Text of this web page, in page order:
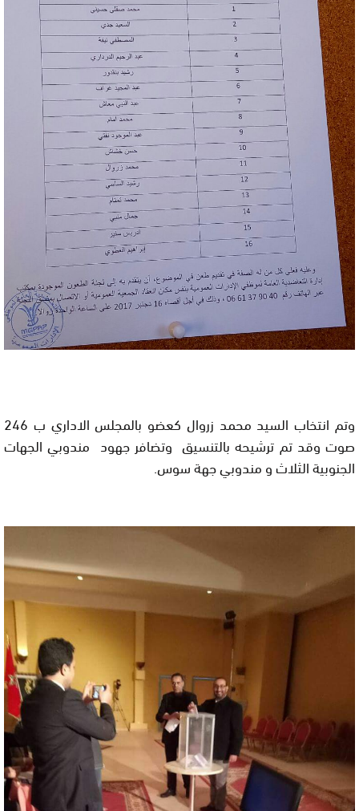
وتم انتخاب السيد محمد زروال كعضو بالمجلس الاداري ب 246
صوت وقد تم ترشيحه بالتنسيق وتضافر جهود مندوبي الجهات
الجنوبيۃ الثلاث و مندوبي جهۃ سوس.